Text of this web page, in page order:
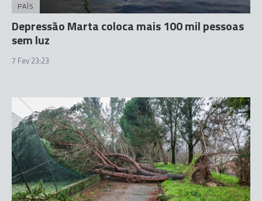
PAÍS
Depressão Marta coloca mais 100 mil pessoas
sem luz
7 Fev 23:23